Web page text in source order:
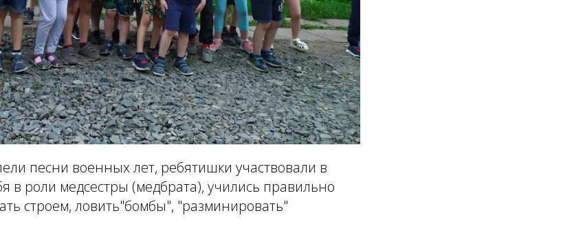
песни военных лет, ребятишки участвовали в
в роли медсестры (медбрата), учились правильно
строем, ловить"бомбы", "разминировать"